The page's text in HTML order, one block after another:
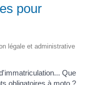
pour
légale et administrative
Que
obligatoires à moto ?